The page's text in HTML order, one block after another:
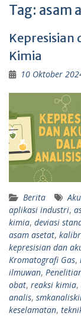
Tag: asam
Kepresisian
Kimia
10 Oktober
Berita
aplikasi industri,
kimia, deviasi
asam asetat,
kepresisian dan
Kromatografi Gas,
ilmuwan,
obat, reaksi kimia,
analis,
keselamatan,